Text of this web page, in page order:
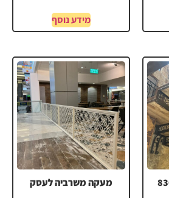
מידע נוסף
מעקה משרביה לעסק